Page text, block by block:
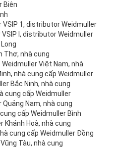
Biên
1, distributor Weidmuller
I, distributor Weidmuller
Thơ, nhà cung
Việt Nam, nhà
nhà cung cấp Weidmuller
Bắc Ninh, nhà cung
cung cấp Weidmuller
Quảng Nam, nhà cung
cấp Weidmuller Bình
Khánh Hoà, nhà cung
cung cấp Weidmuller Đồng
Tàu, nhà cung